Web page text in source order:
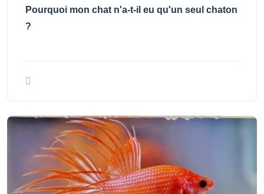
Pourquoi mon chat n'a-t-il eu qu'un seul chaton
?